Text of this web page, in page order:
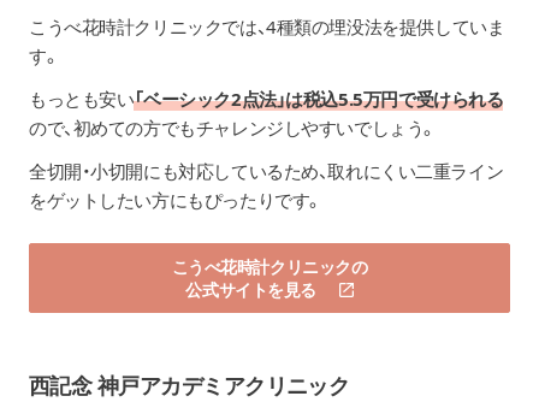
こうべ花時計クリニックでは、4種類の埋没法を提供していま
す。
もっとも安い「ベーシック2点法」は税込5.5万円で受けられる
ので、初めての方でもチャレンジしやすいでしょう。
全切開・小切開にも対応しているため、取れにくい二重ライン
をゲットしたい方にもぴったりです。
こうべ花時計クリニックの
公式サイトを見る
西記念 神戸アカデミアクリニック